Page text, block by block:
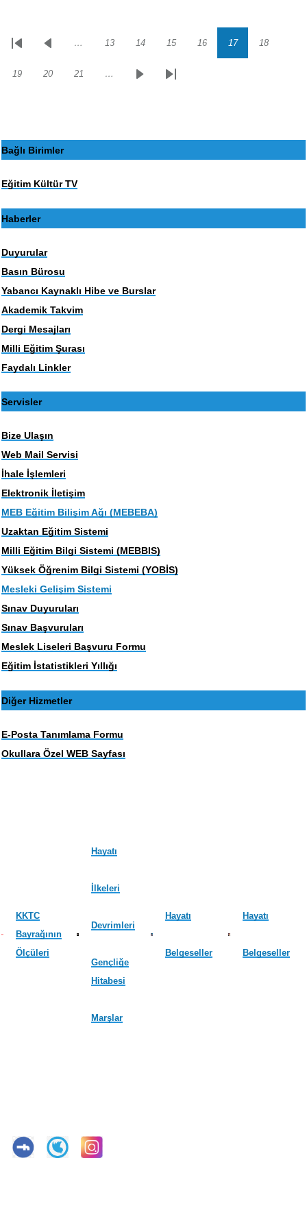
Sayfalama
İlk
Önceki… Sayfa
13 Sayfa
14 Sayfa
15 Sayfa
16 Sayfa
17 Sayfa
18
Sayfa
19 Sayfa
20 Sayfa
21 …
SonrakiSon
Bağlı Birimler
Eğitim Kültür TV
Haberler
Duyurular
Basın Bürosu
Yabancı Kaynaklı Hibe ve Burslar
Akademik Takvim
Dergi Mesajları
Milli Eğitim Şurası
Faydalı Linkler
Servisler
Bize Ulaşın
Web Mail Servisi
İhale İşlemleri
Elektronik İletişim
MEB Eğitim Bilişim Ağı (MEBEBA)
Uzaktan Eğitim Sistemi
Milli Eğitim Bilgi Sistemi (MEBBIS)
Yüksek Öğrenim Bilgi Sistemi (YOBİS)
Mesleki Gelişim Sistemi
Sınav Duyuruları
Sınav Başvuruları
Meslek Liseleri Başvuru Formu
Eğitim İstatistikleri Yıllığı
Diğer Hizmetler
E-Posta Tanımlama Formu
Okullara Özel WEB Sayfası
KKTC
Bayrağının
Ölçüleri
Hayatı
İlkeleri
Devrimleri
Gençliğe
Hitabesi
Marşlar
Hayatı
Belgeseller
Hayatı
Belgeseller